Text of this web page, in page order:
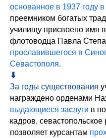
основанное в 1937 году
преемником богатых
училищу присвоено имя
флотоводца Павла
прославившегося в
Севастополя.
⬇︎
За годы существования
награждено орденами
выдающиеся заслуги в
кадров,
позволяет курсантам